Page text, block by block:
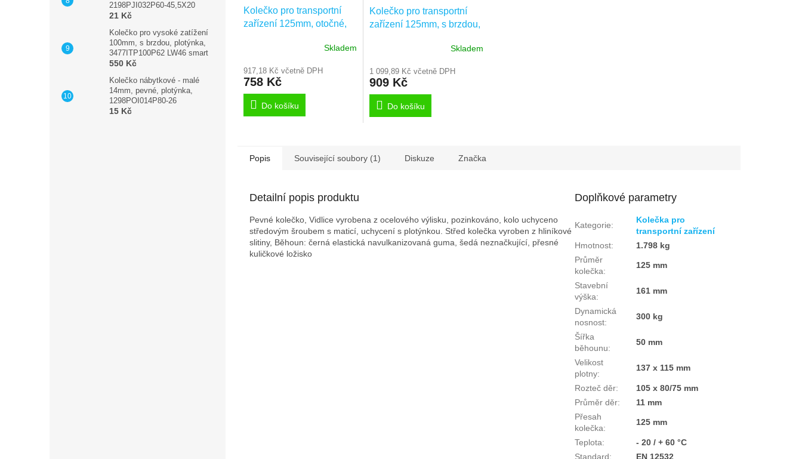
2198PJI032P60-45,5X20
21 Kč
Kolečko pro vysoké zatížení
100mm, s brzdou, plotýnka,
3477ITP100P62 LW46 smart
550 Kč
Kolečko nábytkové - malé
14mm, pevné, plotýnka,
1298POI014P80-26
15 Kč
Kolečko pro transportní
zařízení 125mm, otočné,
Skladem
917,18 Kč včetně DPH
758 Kč
Do košíku
Kolečko pro transportní
zařízení 125mm, s brzdou,
Skladem
1 099,89 Kč včetně DPH
909 Kč
Do košíku
Popis Související soubory (1) Diskuze Značka
Detailní popis produktu
Pevné kolečko, Vidlice vyrobena z ocelového výlisku, pozinkováno, kolo uchyceno
středovým šroubem s maticí, uchycení s plotýnkou. Střed kolečka vyroben z hliníkové
slitiny, Běhoun: černá elastická navulkanizovaná guma, šedá neznačkující, přesné
kuličkové ložisko
Doplňkové parametry
Kategorie:
Kolečka pro
transportní zařízení
Hmotnost:
1.798 kg
Průměr
kolečka:
125 mm
Stavební
výška:
161 mm
Dynamická
nosnost:
300 kg
Šířka
běhounu:
50 mm
Velikost
plotny:
137 x 115 mm
Rozteč děr:
105 x 80/75 mm
Průměr děr:
11 mm
Přesah
kolečka:
125 mm
Teplota:
- 20 / + 60 °C
Standard:
EN 12532